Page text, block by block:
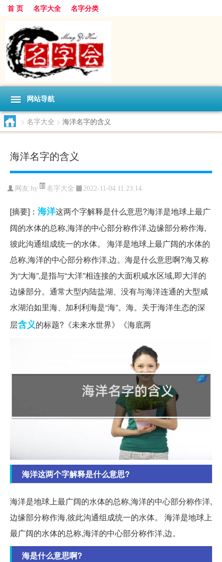
首 页 名字大全 名字分类
网站导航
> 名字大全 > 海洋名字的含义
海洋名字的含义
网友:hy 名字大全 2022-11-04 11:23:14
[摘要]： 海洋这两个字解释是什么意思?海洋是地球上最广
阔的水体的总称,海洋的中心部分称作洋,边缘部分称作海,
彼此沟通组成统一的水体。 海洋是地球上最广阔的水体的
总称,海洋的中心部分称作洋,边。海是什么意思啊?海又称
为“大海”,是指与“大洋”相连接的大面积咸水区域,即大洋的
边缘部分。通常大型内陆盐湖、没有与海洋连通的大型咸
水湖泊如里海、加利利海是“海”。海。关于海洋生态的深
层含义的标题?《未来水世界》《海底两
海洋这两个字解释是什么意思?
海洋是地球上最广阔的水体的总称,海洋的中心部分称作洋,
边缘部分称作海,彼此沟通组成统一的水体。 海洋是地球上
最广阔的水体的总称,海洋的中心部分称作洋,边。
海是什么意思啊?